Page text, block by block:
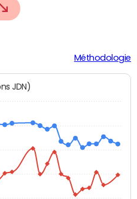
Méthodologie
JDN)